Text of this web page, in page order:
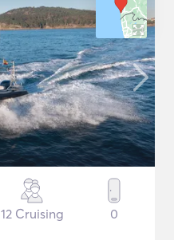
12 Cruising 0